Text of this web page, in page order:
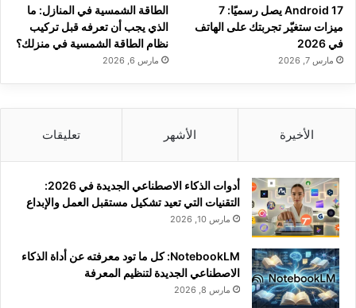
Android 17 يصل رسميًا: 7
ميزات ستغيّر تجربتك على الهاتف
في 2026
مارس 7, 2026
الطاقة الشمسية في المنازل: ما
الذي يجب أن تعرفه قبل تركيب
نظام الطاقة الشمسية في منزلك؟
مارس 6, 2026
الأخيرة الأشهر تعليقات
أدوات الذكاء الاصطناعي الجديدة في 2026:
التقنيات التي تعيد تشكيل مستقبل العمل والإبداع
مارس 10, 2026
NotebookLM: كل ما تود معرفته عن أداة الذكاء
الاصطناعي الجديدة لتنظيم المعرفة
مارس 8, 2026